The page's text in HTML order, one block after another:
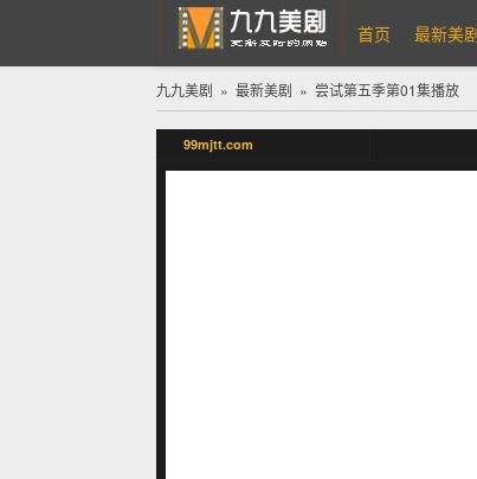
九九美剧
首页 最新美
九九美剧 » 最新美剧 » 尝试第五季第01集播放
99mjtt.com